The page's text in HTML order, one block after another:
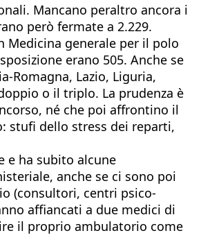
Mancano peraltro ancora i
però fermate a 2.229.
Medicina generale per il polo
erano 505. Anche se
Romagna, Lazio, Liguria,
o il triplo. La prudenza è
né che poi affrontino il
stufi dello stress dei reparti,
e ha subito alcune
anche se ci sono poi
(consultori, centri psico-
affiancati a due medici di
il proprio ambulatorio come